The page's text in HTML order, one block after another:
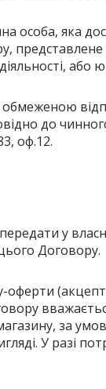
особа, яка
представлене
або
до
оф.12.
у
Договору.
оферти
за
У разі